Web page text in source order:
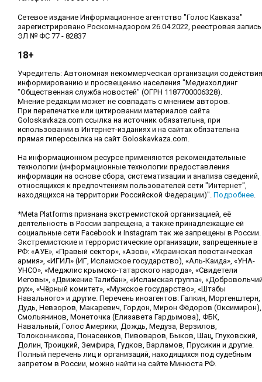
Сетевое издание Информационное агентство "Голос Кавказа"
зарегистрировано Роскомнадзором 26.04.2022, реестровая запись
ЭЛ № ФС 77 - 82837
18+
Учредитель: Автономная некоммерческая организация содействия
информированию и просвещению населения "Медиахолдинг
"Общественная служба новостей" (ОГРН 1187700006328).
Мнение редакции может не совпадать с мнением авторов.
При перепечатке или цитировании материалов сайта
Goloskavkaza.com ссылка на источник обязательна, при
использовании в Интернет-изданиях и на сайтах обязательна
прямая гиперссылка на сайт Goloskavkaza.com.
На информационном ресурсе применяются рекомендательные
технологии (информационные технологии предоставления
информации на основе сбора, систематизации и анализа сведений,
относящихся к предпочтениям пользователей сети "Интернет",
находящихся на территории Российской Федерации)". Подробнее.
*Meta Platforms признана экстремистской организацией, её
деятельность в России запрещена, а также принадлежащие ей
социальные сети Facebook и Instagram так же запрещены в России.
Экстремистские и террористические организации, запрещенные в
РФ: «АУЕ», «Правый сектор», «Азов», «Украинская повстанческая
армия», «ИГИЛ» (ИГ, Исламское государство), «Аль-Каида», «УНА-
УНСО», «Меджлис крымско-татарского народа», «Свидетели
Иеговы», «Движение Талибан», «Исламская группа»,
рух», «Чёрный комитет», «Мужское государство», «Штабы
Навального» и другие. Перечень иноагентов: Галкин, Моргенштерн,
Дудь, Невзоров, Макаревич, Гордон, Мирон Фёдоров (Оксимирон),
Смольянинов, Монеточка (Елизавета Гардымова), ФБК,
Навальный, Голос Америки, Дождь, Медуза, Верзилов,
Толоконникова, Понасенков, Пивоваров, Быков, Шац, Глуховский,
Долин, Троицкий, Земфира, Гудков, Варламов, Прусикин и другие.
Полный перечень лиц и организаций, находящихся под судебным
запретом в России, можно найти на сайте Минюста РФ.